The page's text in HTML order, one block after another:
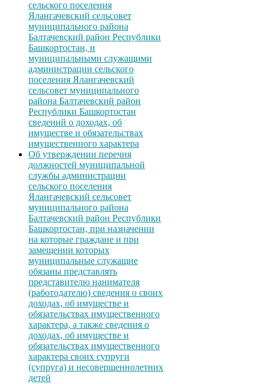
сельского поселения
Ялангачевский сельсовет
муниципального района
Балтачевский район Республики
Башкортостан, и
муниципальными служащими
администрации сельского
поселения Ялангачевский
сельсовет муниципального
района Балтачевский район
Республики Башкортостан
сведений о доходах, об
имуществе и обязательствах
имущественного характера
Об утверждении перечня
должностей муниципальной
службы администрации
сельского поселения
Ялангачевский сельсовет
муниципального района
Балтачевский район Республики
Башкортостан, при назначении
на которые граждане и при
замещении которых
муниципальные служащие
обязаны представлять
представителю нанимателя
(работодателю) сведения о своих
доходах, об имуществе и
обязательствах имущественного
характера, а также сведения о
доходах, об имуществе и
обязательствах имущественного
характера своих супруги
(супруга) и несовершеннолетних
детей